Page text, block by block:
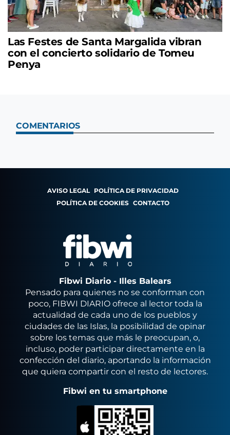
Las Festes de Santa Margalida vibran
con el concierto solidario de Tomeu
Penya
COMENTARIOS
AVISO LEGAL POLÍTICA DE PRIVACIDAD
POLÍTICA DE COOKIES CONTACTO
Fibwi Diario - Illes Balears
Pensado para quienes no se conforman con
poco, FIBWI DIARIO ofrece al lector toda la
actualidad de cada uno de los pueblos y
ciudades de las Islas, la posibilidad de opinar
sobre los temas que más le preocupan, o,
incluso, poder participar directamente en la
confección del diario, aportando la información
que quiera compartir con el resto de lectores.
Fibwi en tu smartphone